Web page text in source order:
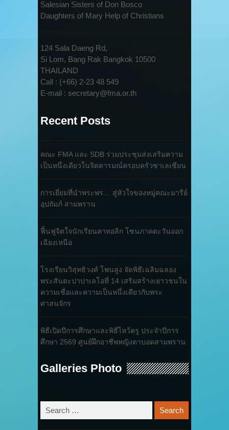
Salesian Sisters of Don Bosco
Daughters of Mary Help of Christians
124 Sala Daeng Rd,
Si Lom, Bang Rak Bangkok 10500
THAILAND
Call : (+66) 2-23 48 549
E-mail : secretary@fma.or.th
Recent Posts
คณะ FMA และ SDB ร่วมประชุมส่งเสริมความ
เป็นหนึ่งเดียวในจิตตารมณ์ครอบครัวซาเลเซียน
การเยี่ยมที่นำพระพร… สู่หัวใจของหมู่คณะมารีย์
อุปถัมภ์ สามพราน
ฟื้นฟูจิตใจนักเรียนคาทอลิก โซนภาคตะวันออก
เฉียงเหนือ
โรงเรียนวิสุทธิวงศ์ โพนสูง จัดพิธีเฉลิมฉลอง
พระสันตะปาปาเลโอที่ 14 เสริมสร้างเยาวชนใน
ความเชื่อและความเป็นหนึ่งเดียวกับพระ
ศาสนจักร
พิธีเปิดปีการศึกษาและพิธีไหว้ครู ประจำปีการ
ศึกษา 2569 ศูนย์ฝึกอาชีพหญิงตาบอดสามพราน
Galleries Photo